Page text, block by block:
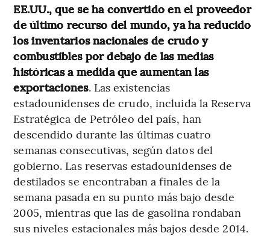
EE.UU., que se ha convertido en el proveedor
de último recurso del mundo, ya ha reducido
los inventarios nacionales de crudo y
combustibles por debajo de las medias
históricas a medida que aumentan las
exportaciones. Las existencias
estadounidenses de crudo, incluida la Reserva
Estratégica de Petróleo del país, han
descendido durante las últimas cuatro
semanas consecutivas, según datos del
gobierno. Las reservas estadounidenses de
destilados se encontraban a finales de la
semana pasada en su punto más bajo desde
2005, mientras que las de gasolina rondaban
sus niveles estacionales más bajos desde 2014.